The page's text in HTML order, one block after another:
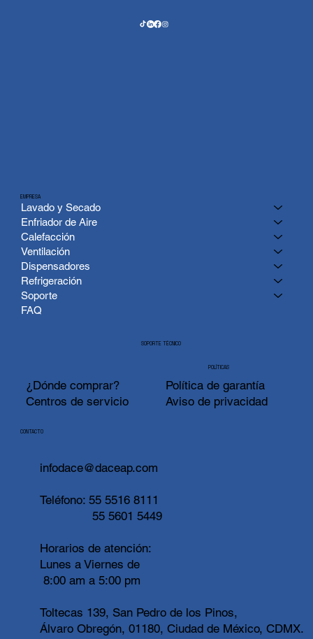
EMPRESA
Lavado y Secado
Enfriador de Aire
Calefacción
Ventilación
Dispensadores
Refrigeración
Soporte
FAQ
SOPORTE TÉCNICO
¿Dónde comprar?
Centros de servicio
POLÍTICAS
Política de garantía
Aviso de privacidad
infodace@daceap.com
Teléfono:55 5516 8111
55 5601 5449
Horarios de atención:
Lunes a Viernes de
8:00 am a 5:00 pm
Toltecas 139, San Pedro de los Pinos,
Álvaro Obregón, 01180, Ciudad de México, CDMX.
CONTACTO